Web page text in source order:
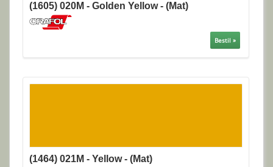
(1605) 020M - Golden Yellow - (Mat)
Bestil »
(1464) 021M - Yellow - (Mat)